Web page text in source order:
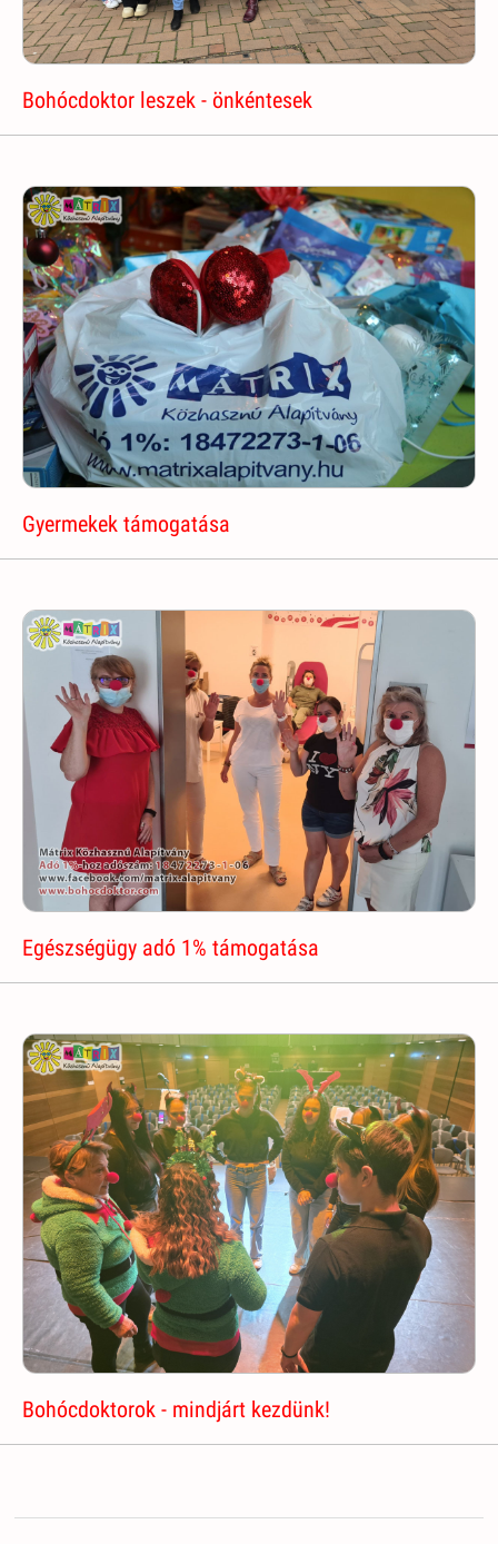
Bohócdoktor leszek - önkéntesek
Gyermekek támogatása
Egészségügy adó 1% támogatása
Bohócdoktorok - mindjárt kezdünk!